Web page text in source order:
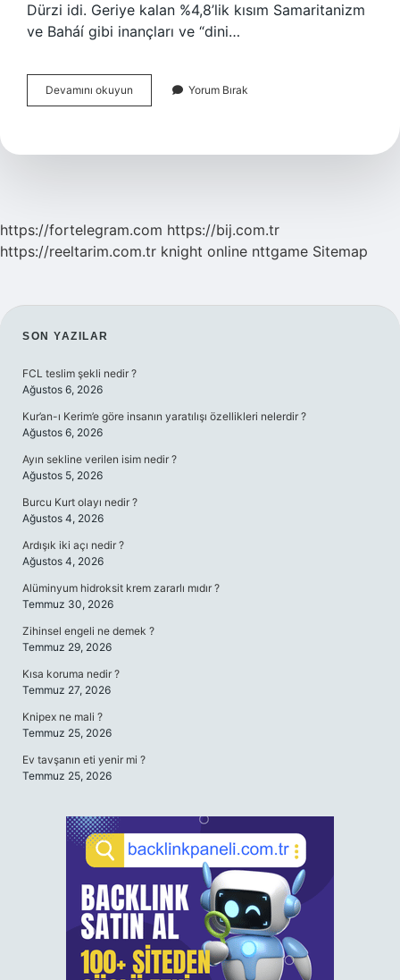
Dürzi idi. Geriye kalan %4,8’lik kısım Samaritanizm
ve Baháí gibi inançları ve “dini…
Devamını okuyun
Kaç
Yorum Bırak
https://fortelegram.com https://bij.com.tr
https://reeltarim.com.tr knight online nttgame Sitemap
SIDEBAR
SON YAZILAR
FCL teslim şekli nedir ?
Ağustos 6, 2026
Kur’an-ı Kerim’e göre insanın yaratılışı özellikleri nelerdir ?
Ağustos 6, 2026
Ayın sekline verilen isim nedir ?
Ağustos 5, 2026
Burcu Kurt olayı nedir ?
Ağustos 4, 2026
Ardışık iki açı nedir ?
Ağustos 4, 2026
Alüminyum hidroksit krem zararlı mıdır ?
Temmuz 30, 2026
Zihinsel engeli ne demek ?
Temmuz 29, 2026
Kısa koruma nedir ?
Temmuz 27, 2026
Knipex ne mali ?
Temmuz 25, 2026
Ev tavşanın eti yenir mi ?
Temmuz 25, 2026